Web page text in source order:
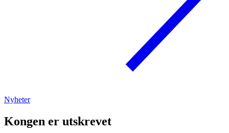
Nyheter
Kongen er utskrevet